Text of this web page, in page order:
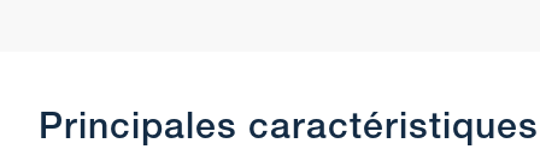
Principales caractéristiques